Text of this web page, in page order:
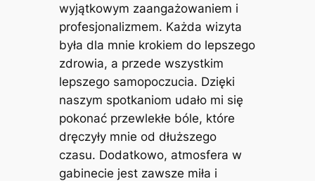
wyjątkowym zaangażowaniem i
profesjonalizmem. Każda wizyta
była dla mnie krokiem do lepszego
zdrowia, a przede wszystkim
lepszego samopoczucia. Dzięki
naszym spotkaniom udało mi się
pokonać przewlekłe bóle, które
dręczyły mnie od dłuższego
czasu. Dodatkowo, atmosfera w
gabinecie jest zawsze miła i